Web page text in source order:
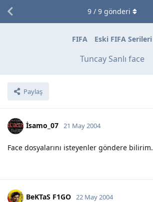
FIFA Eski FIFA Serileri
Tuncay Sanlı face
Paylaş
9/ 9gönderi
İsamo_07 21 May 2004
Face dosyalarını isteyenler göndere bilirim.
BeKTaS F1GO 22 May 2004